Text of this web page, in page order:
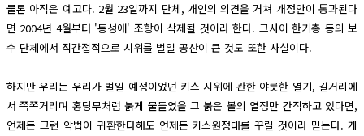
물론 아직은 예고다. 2월 23일까지 단체, 개인의 의견을 거쳐 개정안이 통과된다
면 2004년 4월부터 '동성애' 조항이 삭제될 것이라 한다. 그사이 한기총 등의 보
수 단체에서 직간접적으로 시위를 벌일 공산이 큰 것도 또한 사실이다.
하지만 우리는 우리가 벌일 예정이었던 키스 시위에 관한 야릇한 열기, 길거리에
서 쪽쪽거리며 홍당무처럼 붉게 물들였을 그 붉은 볼의 열정만 간직하고 있다면,
언제든 그런 악법이 귀환한다해도 언제든 키스원정대를 꾸릴 것이라 믿는다. 게